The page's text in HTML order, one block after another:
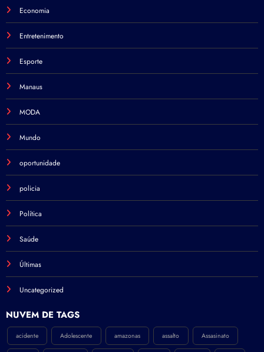
Economia
Entretenimento
Esporte
Manaus
MODA
Mundo
oportunidade
policia
Política
Saúde
Últimas
Uncategorized
NÚVEM DE TAGS
acidente Adolescente amazonas assalto Assasinato